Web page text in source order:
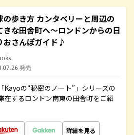
の歩き方 カンタベリーと周辺の
きな田舎町へ～ロンドンからの日
おさんぽガイド♪
発売
Kayoの“秘密のノート”」シリーズの
在するロンドン南東の田舎町をご紹
詳細を見る